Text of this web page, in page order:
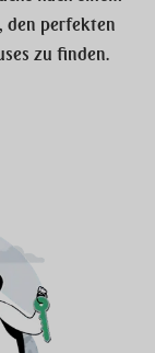
den perfekten
zu finden.